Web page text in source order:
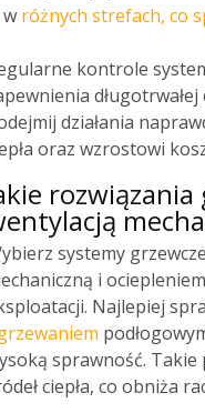
w różnych strefach, co
kontrole
działania
oraz wzrostowi
systemy
i
Najlepiej
sprawność. Takie
ciepła, co obniża